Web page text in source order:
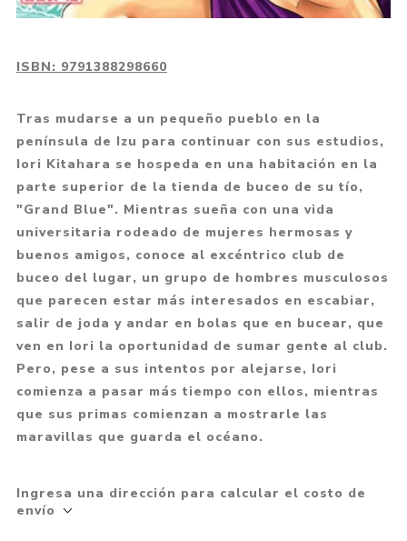
ISBN: 9791388298660
Tras mudarse a un pequeño pueblo en la
península de Izu para continuar con sus estudios,
Iori Kitahara se hospeda en una habitación en la
parte superior de la tienda de buceo de su tío,
"Grand Blue". Mientras sueña con una vida
universitaria rodeado de mujeres hermosas y
buenos amigos, conoce al excéntrico club de
buceo del lugar, un grupo de hombres musculosos
que parecen estar más interesados en escabiar,
salir de joda y andar en bolas que en bucear, que
ven en Iori la oportunidad de sumar gente al club.
Pero, pese a sus intentos por alejarse, Iori
comienza a pasar más tiempo con ellos, mientras
que sus primas comienzan a mostrarle las
maravillas que guarda el océano.
Ingresa una dirección para calcular el costo de
envío